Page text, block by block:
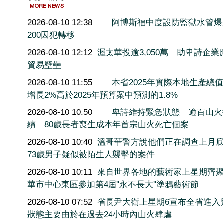
2026-08-10 12:38
阿博斯福中度設防監獄水管
200囚犯轉移
2026-08-10 12:12 渥太華投逾3,050萬 助卑詩企業
貿易壁壘
2026-08-10 11:55
本省2025年實際本地生產總
增長2%高於2025年預算案中預測的1.8%
2026-08-10 10:50
卑詩維持緊急狀態 逾百山
續 80歲長者喪生成本年首宗山火死亡個案
2026-08-10 10:40 溫哥華警方說他們正在調查上月
73歲男子疑似被陌生人襲擊的案件
2026-08-10 10:11 來自世界各地的藝術家上星期齊
華市中心東區參加第4屆''永不長大''塗鴉藝術節
2026-08-10 07:52 省長尹大衛上星期6宣布全省進入
狀態主要由於在過去24小時內山火肆虐